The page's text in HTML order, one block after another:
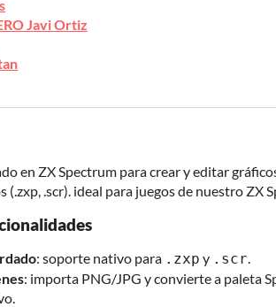
Javi Ortiz
en ZX Spectrum para crear y editar
(.zxp, .scr). ideal para juegos de nuestro ZX
: soporte nativo para .zxp y .scr
: importa PNG/JPG y convierte a paleta